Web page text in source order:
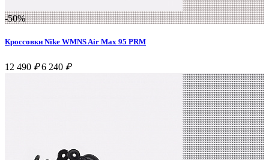
-50%
Кроссовки Nike WMNS Air Max 95 PRM
12 490 ₽ 6 240 ₽